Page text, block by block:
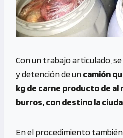
Con un trabajo articulado,
y detención de uncamión
kg de carne producto de al
burros, con destino la
En el procedimiento